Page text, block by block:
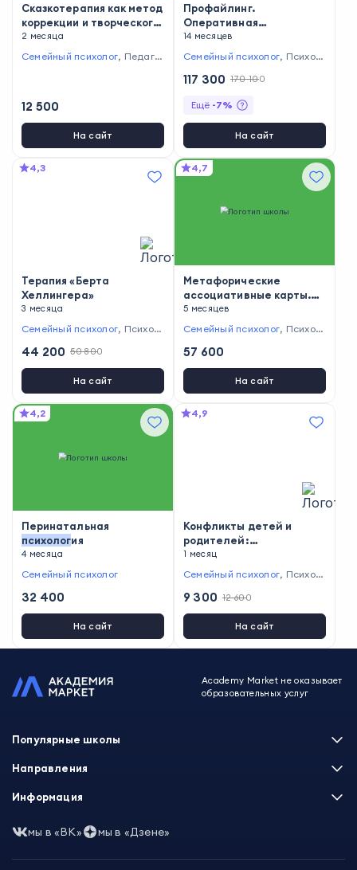
Сказкотерапия как метод
коррекции и творческого
развития детей
2 месяца
Семейный психолог, Педагог
12 500
На сайт
Профайлинг.
Оперативная
психодиагностика
14 месяцев
Семейный психолог, Психол
117 300 170 100
Ещё -7%
На сайт
4,3
Терапия «Берта
Хеллингера»
3 месяца
Семейный психолог, Психоте
нт
44 200 50 800
На сайт
4,7
Метафорические
ассоциативные карты.
Психолог
5 месяцев
Семейный психолог, Психоте
57 600
На сайт
4,2
Перинатальная
психология
4 месяца
Семейный психолог
32 400
На сайт
4,9
Конфликты детей и
родителей:
психодиагностика и
консультативно-
терапевтическая работа
1 месяц
Семейный психолог, Психол
холог
9 300 12 600
На сайт
Academy Market не оказывает
образовательных услуг
Популярные школы
Skillbox
XYZ School
Skillfactory
Talentsy
Направления
Программирование
Маркетинг
Аналитика
Информация
Часто задаваемые вопросы
Пользовательское соглашение
Политика обработки данных
мы в «ВК» мы в «Дзене»